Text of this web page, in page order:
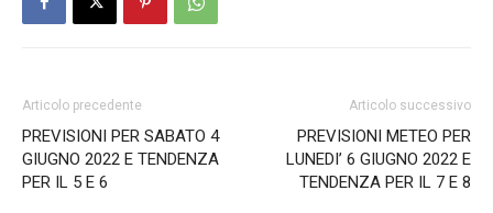
Articolo precedente
PREVISIONI PER SABATO 4
GIUGNO 2022 E TENDENZA
PER IL 5 E 6
Articolo successivo
PREVISIONI METEO PER
LUNEDI’ 6 GIUGNO 2022 E
TENDENZA PER IL 7 E 8